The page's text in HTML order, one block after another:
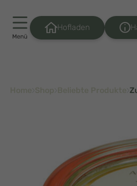
Hofladen